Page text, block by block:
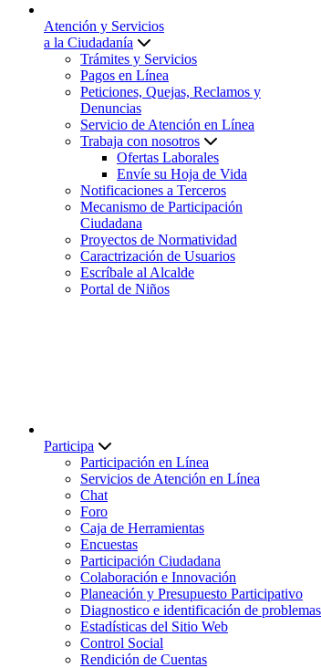
Atención y Servicios
a la Ciudadanía
Trámites y Servicios
Pagos en Línea
Peticiones, Quejas, Reclamos y
Denuncias
Servicio de Atención en Línea
Trabaja con nosotros
Ofertas Laborales
Envíe su Hoja de Vida
Notificaciones a Terceros
Mecanismo de Participación
Ciudadana
Proyectos de Normatividad
Caractrización de Usuarios
Escríbale al Alcalde
Portal de Niños
Participa
Participación en Línea
Servicios de Atención en Línea
Chat
Foro
Caja de Herramientas
Encuestas
Participación Ciudadana
Colaboración e Innovación
Planeación y Presupuesto Participativo
Diagnostico e identificación de problemas
Estadísticas del Sitio Web
Control Social
Rendición de Cuentas